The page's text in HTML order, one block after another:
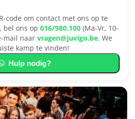
code om contact met ons op te
bel ons op 016/980.100 (Ma-Vr, 10-
mail naar vragen@juvigo.be. We
kamp te vinden!
Hulp nodig?